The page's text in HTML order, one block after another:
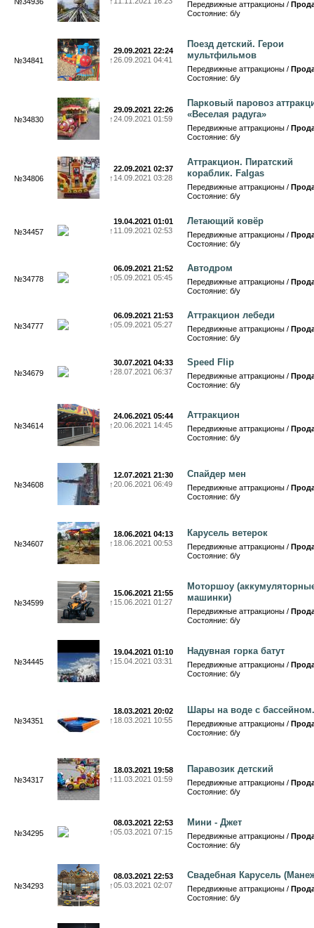
Передвижные аттракционы /
Состояние: б/у
№34841
29.09.2021 22:24
↑26.09.2021 04:41
Поезд детский. Герои
мультфильмов
Передвижные аттракционы /
Состояние: б/у
№34830
29.09.2021 22:26
↑24.09.2021 01:59
Парковый паровоз
«Веселая радуга»
Передвижные аттракционы /
Состояние: б/у
№34806
22.09.2021 02:37
↑ 14.09.2021 03:28
Аттракцион. Пиратский
кораблик. Falgas
Передвижные аттракционы /
Состояние: б/у
№34457
19.04.2021 01:01
↑ 11.09.2021 02:53
Летающий ковёр
Передвижные аттракционы /
Состояние: б/у
№34778
06.09.2021 21:52
↑05.09.2021 05:45
Автодром
Передвижные аттракционы /
Состояние: б/у
№34777
06.09.2021 21:53
↑05.09.2021 05:27
Аттракцион лебеди
Передвижные аттракционы /
Состояние: б/у
№34679
30.07.2021 04:33
↑28.07.2021 06:37
Speed Flip
Передвижные аттракционы /
Состояние: б/у
№34614
24.06.2021 05:44
↑20.06.2021 14:45
Аттракцион
Передвижные аттракционы /
Состояние: б/у
№34608
12.07.2021 21:30
↑20.06.2021 06:49
Спайдер мен
Передвижные аттракционы /
Состояние: б/у
№34607
18.06.2021 04:13
↑ 18.06.2021 00:53
Карусель ветерок
Передвижные аттракционы /
Состояние: б/у
№34599
15.06.2021 21:55
↑ 15.06.2021 01:27
Моторшоу
машинки)
Передвижные аттракционы /
Состояние: б/у
№34445
19.04.2021 01:10
↑ 15.04.2021 03:31
Надувная горка батут
Передвижные аттракционы /
Состояние: б/у
№34351
18.03.2021 20:02
↑ 18.03.2021 10:55
Шары на воде с бассейном.
Передвижные аттракционы /
Состояние: б/у
№34317
18.03.2021 19:58
↑ 11.03.2021 01:59
Паравозик детский
Передвижные аттракционы /
Состояние: б/у
№34295
08.03.2021 22:53
↑05.03.2021 07:15
Мини - Джет
Передвижные аттракционы /
Состояние: б/у
№34293
08.03.2021 22:53
↑05.03.2021 02:07
Свадебная Карусель
Передвижные аттракционы /
Состояние: б/у